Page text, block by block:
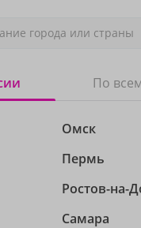
города или страны
По
Омск
Пермь
Ростов-на-
Самара